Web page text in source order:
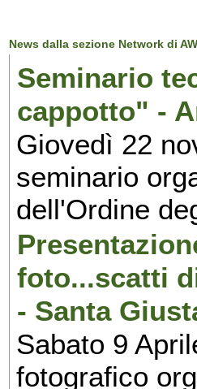
News dalla sezione Network di
Seminario
cappotto" -
Giovedì 22
seminario
dell'Ordine
foto...scatti
- Santa
Sabato 9
fotografico